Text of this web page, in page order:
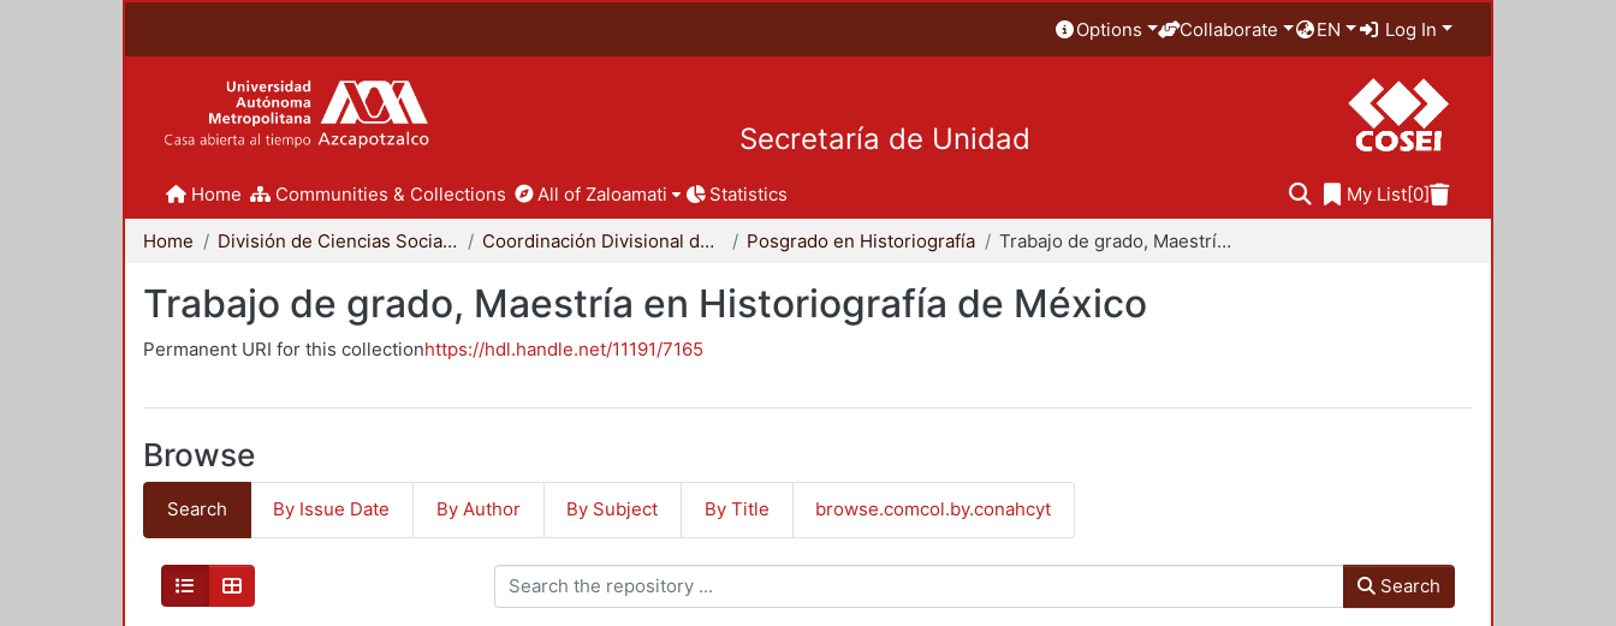
Options Collaborate EN Log In
Secretaría de Unidad
Home Communities & Collections All of Zaloamati Statistics My List[0]
Home División de Ciencias Sociales y Humanidades Coordinación Divisional de Posgrado Posgrado en Historiografía Trabajo de grado, Maestría en Historiografía de México
Trabajo de grado, Maestría en Historiografía de México
Permanent URI for this collectionhttps://hdl.handle.net/11191/7165
Browse
Search By Issue Date By Author By Subject By Title browse.comcol.by.conahcyt
Search